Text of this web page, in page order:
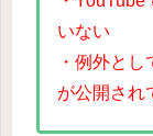
いない
・例外と
が公開され